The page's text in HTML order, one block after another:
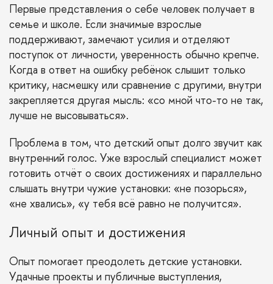
Первые представления о себе человек получает в
семье и школе. Если значимые взрослые
поддерживают, замечают усилия и отделяют
поступок от личности, уверенность обычно крепче.
Когда в ответ на ошибку ребёнок слышит только
критику, насмешку или сравнение с другими, внутри
закрепляется другая мысль: «со мной что-то не так,
лучше не высовываться».
Проблема в том, что детский опыт долго звучит как
внутренний голос. Уже взрослый специалист может
готовить отчёт о своих достижениях и параллельно
слышать внутри чужие установки: «не позорься»,
«не хвались», «у тебя всё равно не получится».
Личный опыт и достижения
Опыт помогает преодолеть детские установки.
Удачные проекты и публичные выступления,